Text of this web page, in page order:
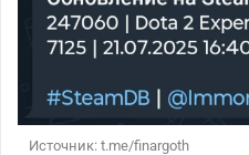
Источник: t.me/finargoth